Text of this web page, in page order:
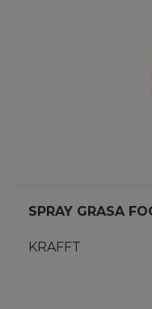
SPRAY GRASA
KRAFFT